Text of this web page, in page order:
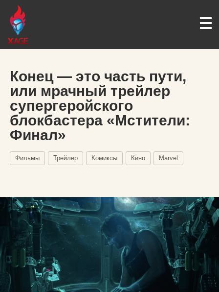
Конец — это часть пути,
или мрачный трейлер
супергеройского
блокбастера «Мстители:
Финал»
Фильмы Трейлер Комиксы Кино Marvel